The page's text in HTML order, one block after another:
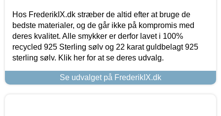
Hos FrederikIX.dk stræber de altid efter at bruge de
bedste materialer, og de går ikke på kompromis med
deres kvalitet. Alle smykker er derfor lavet i 100%
recycled 925 Sterling sølv og 22 karat guldbelagt 925
sterling sølv. Klik her for at se deres udvalg.
Se udvalget på FrederikIX.dk